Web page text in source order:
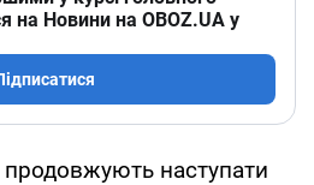
на Новини на OBOZ.UA у
продовжують наступати